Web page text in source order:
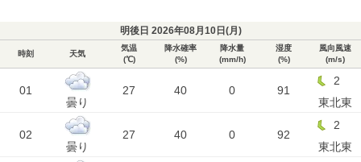
明後日 2026年08月10日(月 )
時刻 天気
気温
(℃)
降水確率
(%)
降水量
(mm/h)
湿度
(%)
風向風速
(m/s)
01
曇り
27 40 0 91
2
東北東
02
曇り
27 40 0 92
2
東北東